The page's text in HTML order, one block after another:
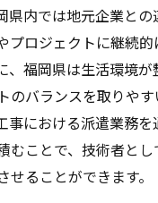
を取り入れる福岡県
がもたらすキャリア
工事派遣での技術習
進化する技術環境と
での技術研修の効果
県内では地元企業と
プロジェクトに継続
、福岡県は生活環境が
のバランスを取りや
事における派遣業務を
むことで、技術者と
せることができます。